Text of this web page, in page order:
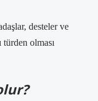
desteler ve
olması